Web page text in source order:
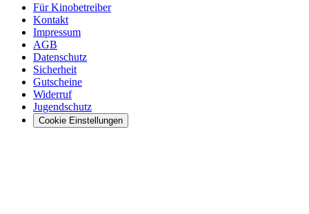
Für Kinobetreiber
Kontakt
Impressum
AGB
Datenschutz
Sicherheit
Gutscheine
Widerruf
Jugendschutz
Cookie Einstellungen